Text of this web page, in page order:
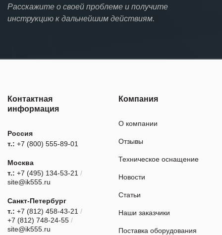
Расскажите о своей проблеме и получите
инструкцию к дальнейшим действиям.
Контактная
информация
Россия
т.: +7 (800) 555-89-01
Москва
т.: +7 (495) 134-53-21 /
site@ik555.ru
Санкт-Петербург
т.: +7 (812) 458-43-21 /
+7 (812) 748-24-55 /
site@ik555.ru
Компания
О компании
Отзывы
Техническое оснащение
Новости
Статьи
Наши заказчики
Поставка оборудования